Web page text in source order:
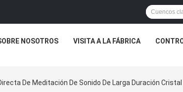
NOSOTROS VISITA A LA FÁBRICA
De Meditación De Sonido De Larga Duración